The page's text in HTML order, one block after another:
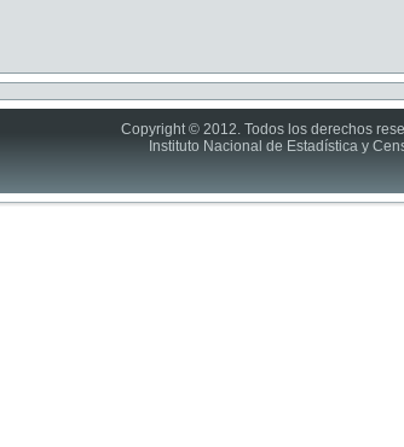
Copyright © 2012. Todos los derechos
Instituto Nacional de Estadística y